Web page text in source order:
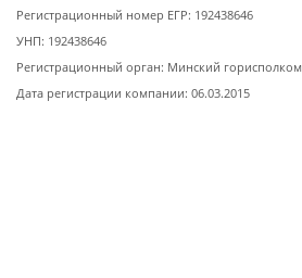
Регистрационный номер ЕГР: 192438646
УНП: 192438646
Регистрационный орган: Минский горисполком
Дата регистрации компании: 06.03.2015